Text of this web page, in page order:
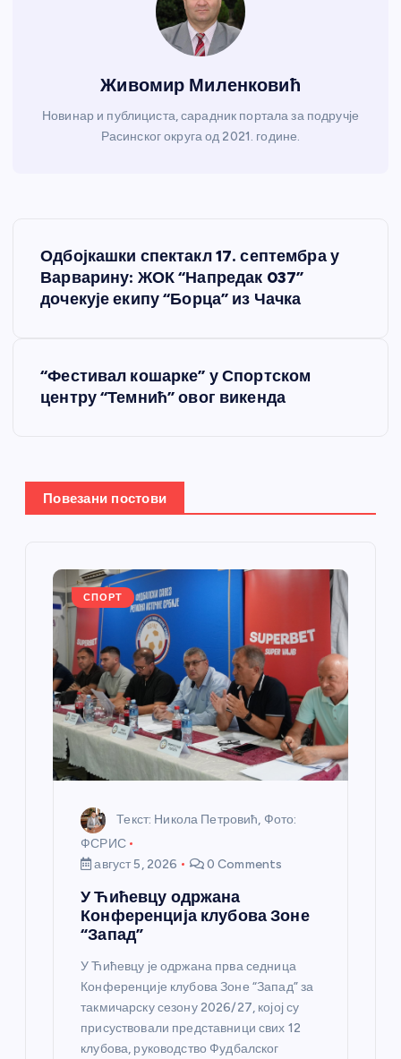
Живомир Миленковић
Новинар и публициста, сарадник портала за подручје
Расинског округа од 2021. године.
Одбојкашки спектакл 17. септембра у
Варварину: ЖОК “Напредак 037”
дочекује екипу “Борца” из Чачка
“Фестивал кошарке” у Спортском
центру “Темнић” овог викенда
Повезани постови
СПОРТ
Текст: Никола Петровић, Фото:
ФСРИС
август 5, 2026
0 Comments
У Ћићевцу одржана
Конференција клубова Зоне
“Запад”
У Ћићевцу је одржана прва седница
Конференције клубова Зоне “Запад” за
такмичарску сезону 2026/27, којој су
присуствовали представници свих 12
клубова, руководство Фудбалског